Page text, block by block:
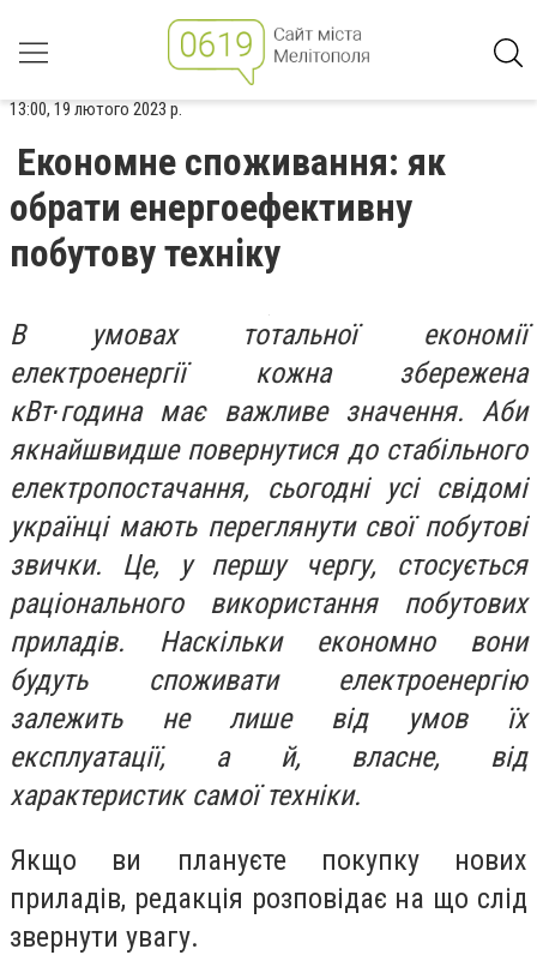
13:00, 19 лютого 2023 р.
Економне споживання: як
обрати енергоефективну
побутову техніку
В умовах тотальної економії
електроенергії кожна збережена
кВт∙година має важливе значення. Аби
якнайшвидше повернутися до стабільного
електропостачання, сьогодні усі свідомі
українці мають переглянути свої побутові
звички. Це, у першу чергу, стосується
раціонального використання побутових
приладів. Наскільки економно вони
будуть споживати електроенергію
залежить не лише від умов їх
експлуатації, а й, власне, від
характеристик самої техніки.
Якщо ви плануєте покупку нових
приладів, редакція розповідає на що слід
звернути увагу.